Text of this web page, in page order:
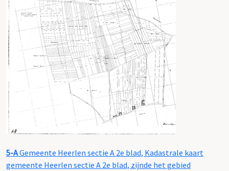
5-AGemeente Heerlen sectie A 2e blad, Kadastrale kaart
gemeente Heerlen sectie A 2e blad, zijnde het gebied